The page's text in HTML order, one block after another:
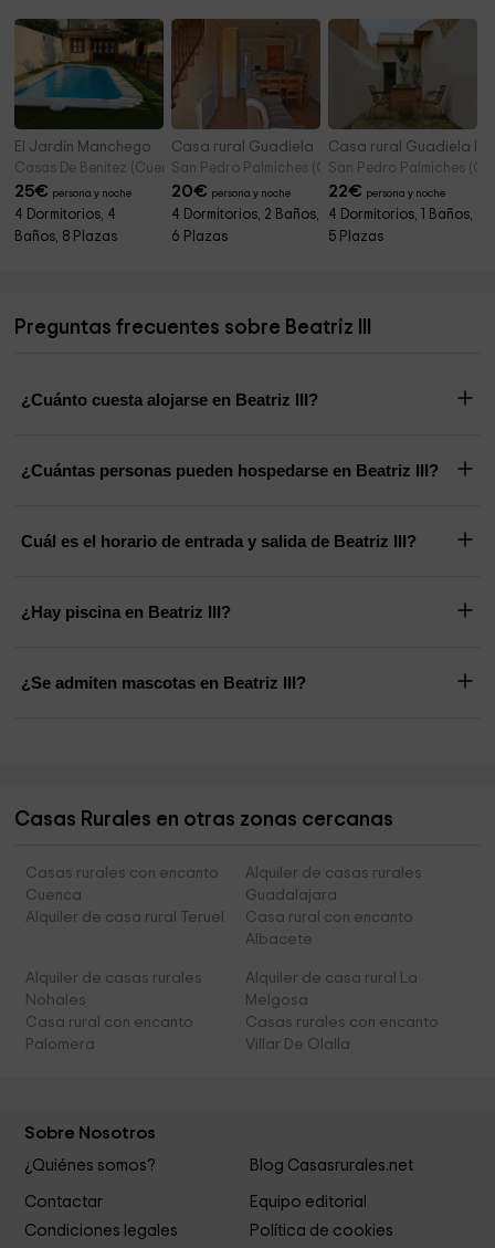
El Jardín Manchego
Casas De Benitez (Cuenca)
25€ persona y noche
4 Dormitorios, 4
Baños, 8 Plazas
Casa rural Guadiela
San Pedro Palmiches (Cuenca)
20€ persona y noche
4 Dormitorios, 2 Baños,
6 Plazas
Casa rural Guadiela II
San Pedro Palmiches
22€ persona y noche
4 Dormitorios, 1 Baños,
5 Plazas
Preguntas frecuentes sobre Beatriz III
¿Cuánto cuesta alojarse en Beatriz III?
¿Cuántas personas pueden hospedarse en Beatriz III?
Cuál es el horario de entrada y salida de Beatriz III?
¿Hay piscina en Beatriz III?
¿Se admiten mascotas en Beatriz III?
Casas Rurales en otras zonas cercanas
Casas rurales con encanto
Cuenca
Alquiler de casas rurales
Guadalajara
Alquiler de casa rural Teruel
Casa rural con encanto
Albacete
Alquiler de casas rurales
Nohales
Alquiler de casa rural La
Melgosa
Casa rural con encanto
Palomera
Casas rurales con encanto
Villar De Olalla
Sobre Nosotros
¿Quiénes somos? Blog Casasrurales.net
Contactar
Equipo editorial
Condiciones legales
Política de cookies